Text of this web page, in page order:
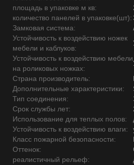
площадь в упаковке м кв:
количество панелей в упаковке(шт):
Замковая система:
Устойчивость к воздействию ножек
мебели и каблуков:
Устойчивость к воздействию мебели
на роликовых ножках:
Страна производитель:
Дополнительные характеристики:
Тип соединения:
Срок службы лет:
Использование для теплых полов:
Устойчивость к воздействию влаги:
Класс пожарной безопасности:
Оттенок:
реалистичный рельеф: